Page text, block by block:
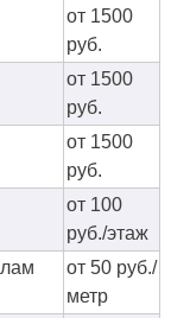
от 1500
руб.
от 1500
руб.
от 1500
руб.
от 100
руб./этаж
от 50 руб./
метр